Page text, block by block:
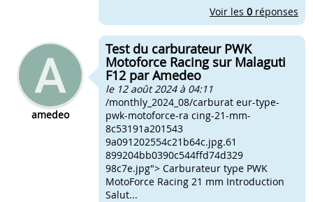
Voir les 0 réponses
amedeo
Test du carburateur PWK
Motoforce Racing sur Malaguti
F12 par Amedeo
le 12 août 2024 à 04:11
/monthly_2024_08/carburat eur-type-
pwk-motoforce-ra cing-21-mm-
8c53191a201543
9a091202554c21b64c.jpg.61
899204bb0390c544ffd74d329
98c7e.jpg"> Carburateur type PWK
MotoForce Racing 21 mm Introduction
Salut...